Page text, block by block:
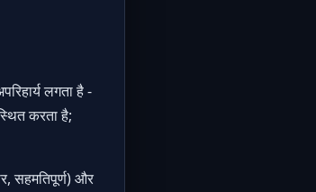
लगता है -
करता है;
सहमतिपूर्ण) और